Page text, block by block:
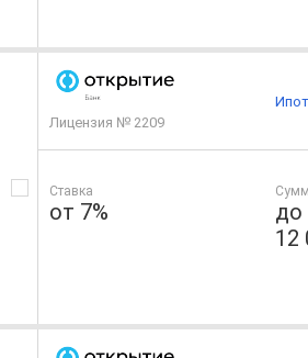
Лицензия № 2209
Ставка
от 7%
до
12